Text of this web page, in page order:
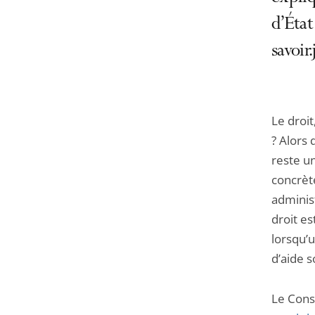
Le
? Alors
reste
droit
d’aide
Le